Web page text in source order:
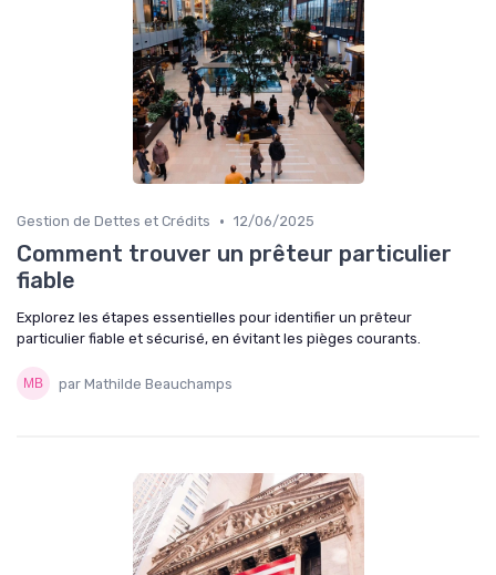
Gestion de Dettes et Crédits • 12/06/2025
Comment trouver un prêteur particulier
fiable
Explorez les étapes essentielles pour identifier un prêteur
particulier fiable et sécurisé, en évitant les pièges courants.
par Mathilde Beauchamps